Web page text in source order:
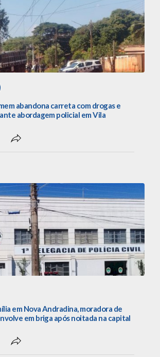
abandona carreta com drogas e
abordagem policial em Vila
em Nova Andradina, moradora de
em briga após noitada na capital